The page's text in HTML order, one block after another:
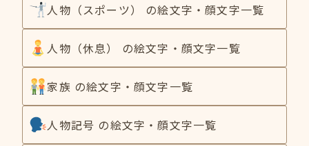
人物（スポーツ） の絵文字・顔文字一覧
人物（休息） の絵文字・顔文字一覧
家族 の絵文字・顔文字一覧
人物記号 の絵文字・顔文字一覧